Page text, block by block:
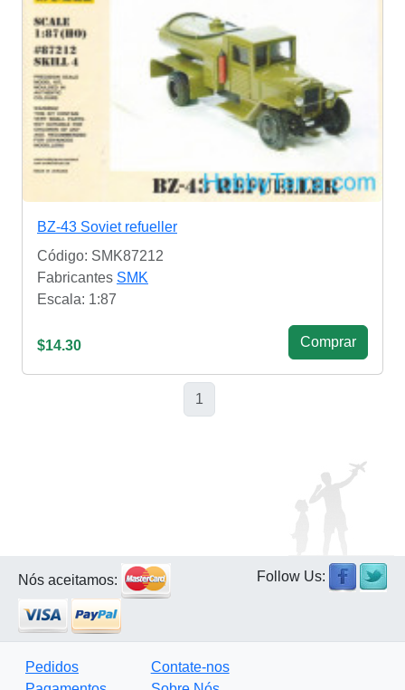
BZ-43 Soviet refueller
Código: SMK87212
Fabricantes SMK
Escala: 1:87
$14.30 Сomprar
1
Nós aceitamos: Follow Us:
Pedidos
Contate-nos